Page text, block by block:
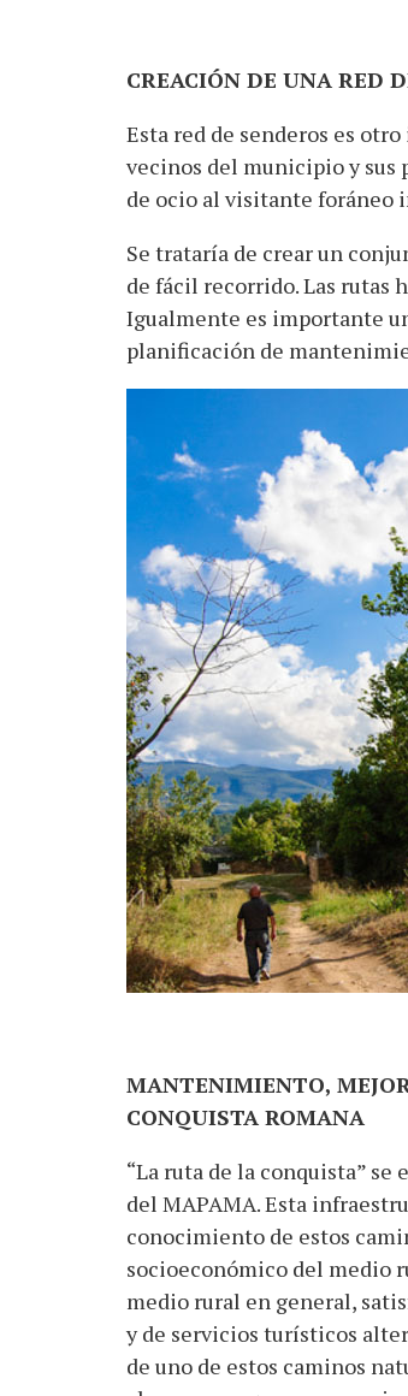
CREACIÓN DE UNA RED
Esta red de senderos es
vecinos del municipio y sus
de ocio al visitante foráneo
Se trataría de crear un
de fácil recorrido. Las rutas
Igualmente es importante
planificación de
MANTENIMIENTO,
CONQUISTA ROMANA
“La ruta de la conquista”
del MAPAMA. Esta
conocimiento de estos
socioeconómico del medio
medio rural en general,
y de servicios turísticos
de uno de estos caminos